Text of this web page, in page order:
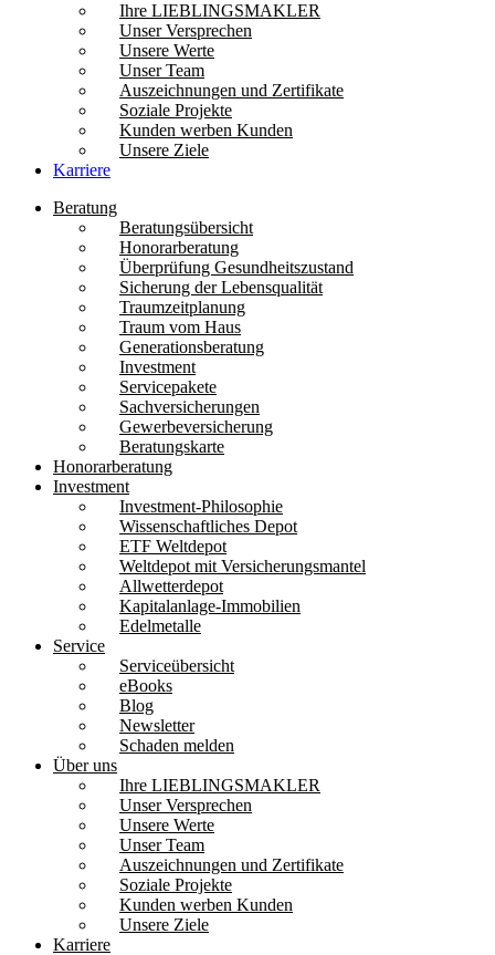
Ihre LIEBLINGSMAKLER
Unser Versprechen
Unsere Werte
Unser Team
Auszeichnungen und Zertifikate
Soziale Projekte
Kunden werben Kunden
Unsere Ziele
Karriere
Beratung
Beratungsübersicht
Honorarberatung
Überprüfung Gesundheitszustand
Sicherung der Lebensqualität
Traumzeitplanung
Traum vom Haus
Generationsberatung
Investment
Servicepakete
Sachversicherungen
Gewerbeversicherung
Beratungskarte
Honorarberatung
Investment
Investment-Philosophie
Wissenschaftliches Depot
ETF Weltdepot
Weltdepot mit Versicherungsmantel
Allwetterdepot
Kapitalanlage-Immobilien
Edelmetalle
Service
Serviceübersicht
eBooks
Blog
Newsletter
Schaden melden
Über uns
Ihre LIEBLINGSMAKLER
Unser Versprechen
Unsere Werte
Unser Team
Auszeichnungen und Zertifikate
Soziale Projekte
Kunden werben Kunden
Unsere Ziele
Karriere